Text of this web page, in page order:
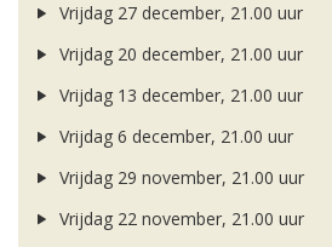
Vrijdag 27 december, 21.00 uur
Vrijdag 20 december, 21.00 uur
Vrijdag 13 december, 21.00 uur
Vrijdag 6 december, 21.00 uur
Vrijdag 29 november, 21.00 uur
Vrijdag 22 november, 21.00 uur